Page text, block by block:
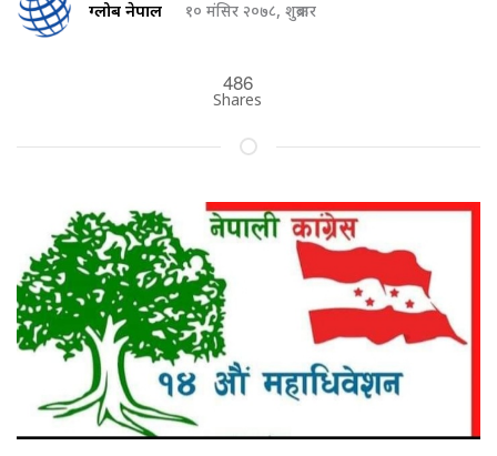
ग्लोब नेपाल १० मंसिर २०७८, शुक्रबार
486
Shares